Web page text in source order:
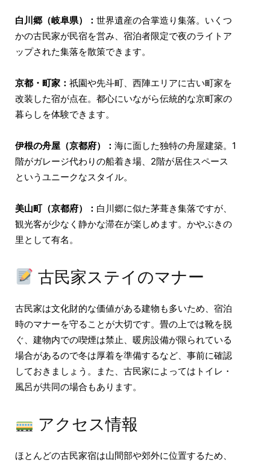
白川郷（岐阜県）： 世界遺産の合掌造り集落。いくつ
かの古民家が民宿を営み、宿泊者限定で夜のライトア
ップされた集落を散策できます。
京都・町家： 祇園や先斗町、西陣エリアに古い町家を
改装した宿が点在。都心にいながら伝統的な京町家の
暮らしを体験できます。
伊根の舟屋（京都府）： 海に面した独特の舟屋建築。1
階がガレージ代わりの船着き場、2階が居住スペース
というユニークなスタイル。
美山町（京都府）： 白川郷に似た茅葺き集落ですが、
観光客が少なく静かな滞在が楽しめます。かやぶきの
里として有名。
古民家ステイのマナー
古民家は文化財的な価値がある建物も多いため、宿泊
時のマナーを守ることが大切です。畳の上では靴を脱
ぐ、建物内での喫煙は禁止、暖房設備が限られている
場合があるので冬は厚着を準備するなど、事前に確認
しておきましょう。また、古民家によってはトイレ・
風呂が共同の場合もあります。
アクセス情報
ほとんどの古民家宿は山間部や郊外に位置するため、